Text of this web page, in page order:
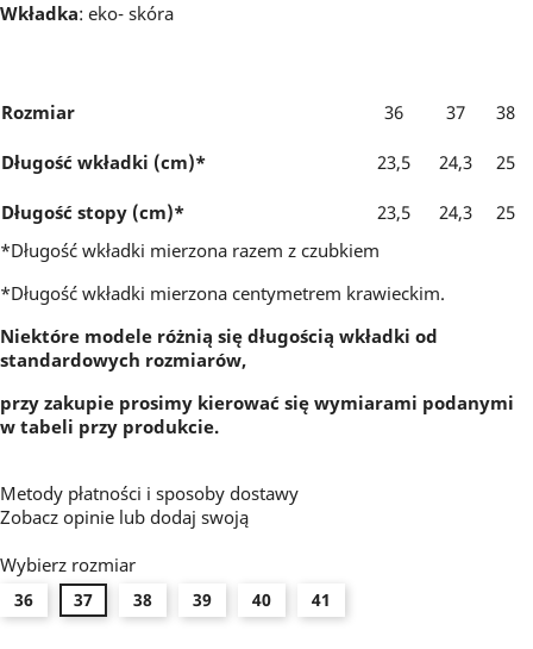
Wkładka: eko- skóra
Rozmiar 36 37 38
Długość wkładki (cm)* 23,5 24,3 25
Długość stopy (cm)* 23,5 24,3
25
*Długość wkładki mierzona razem z czubkiem
*Długość wkładki mierzona centymetrem krawieckim.
Niektóre modele różnią się długością wkładki od
standardowych rozmiarów,
przy zakupie prosimy kierować się wymiarami podanymi
w tabeli przy produkcie.
Metody płatności i sposoby dostawy
Zobacz opinie lub dodaj swoją
Wybierz rozmiar
36 37 38 39 40 41